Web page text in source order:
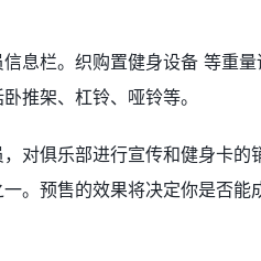
息栏。织购置健身设备 等重量
推架、杠铃、哑铃等。
对俱乐部进行宣传和健身卡的
。预售的效果将决定你是否能